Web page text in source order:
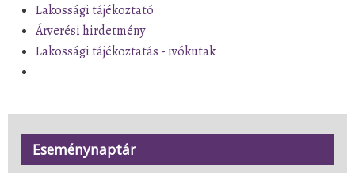
Lakossági tájékoztató
Árverési hirdetmény
Lakossági tájékoztatás - ivókutak
Eseménynaptár